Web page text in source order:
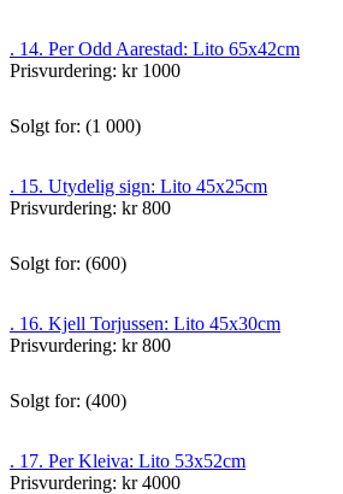
. 14. Per Odd Aarestad: Lito 65x42cm
Prisvurdering: kr 1000
Solgt for: (1 000)
. 15. Utydelig sign: Lito 45x25cm
Prisvurdering: kr 800
Solgt for: (600)
. 16. Kjell Torjussen: Lito 45x30cm
Prisvurdering: kr 800
Solgt for: (400)
. 17. Per Kleiva: Lito 53x52cm
Prisvurdering: kr 4000